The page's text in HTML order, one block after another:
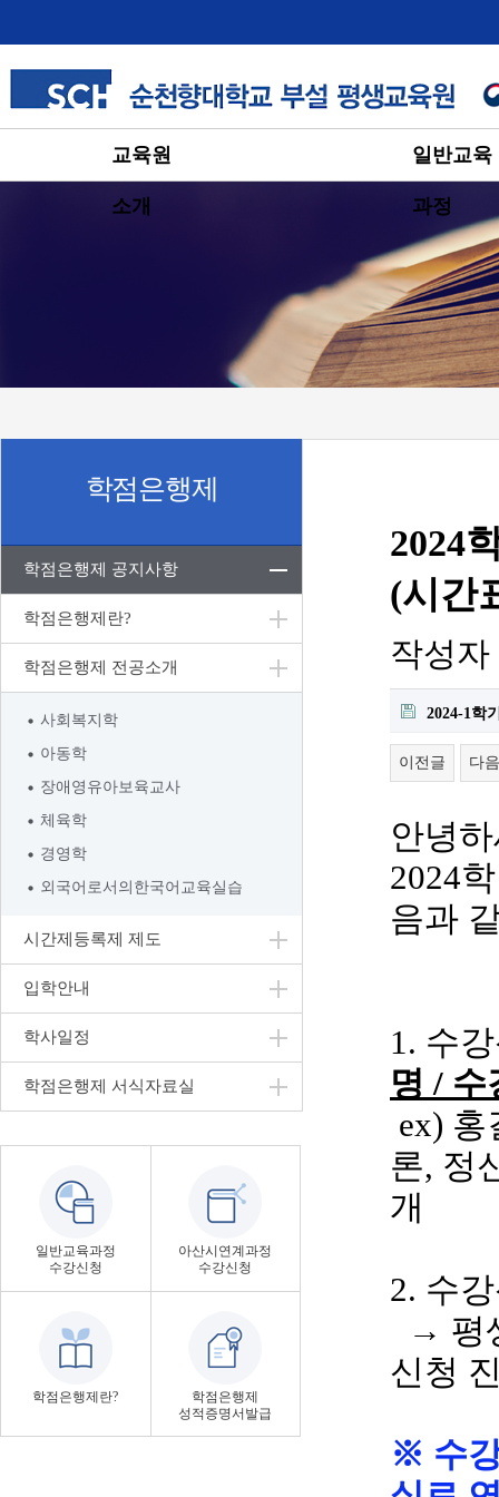
교육원
소개
일반교육
과정
학점은행제
학점은행제 공지사항
학점은행제란?
학점은행제 전공소개
사회복지학
아동학
장애영유아보육교사
체육학
경영학
외국어로서의한국어교육실습
시간제등록제 제도
입학안내
학사일정
학점은행제 서식자료실
일반교육과정
수강신청
아산시연계과정
수강신청
학점은행제란?
학점은행제
성적증명서발급
2024
(시간
작성자
2024-1학
이전글 다
안녕
2024
음과
1. 수
명/
ex) 홍
론, 정
개
2. 수
→ 평
신청
※ 수